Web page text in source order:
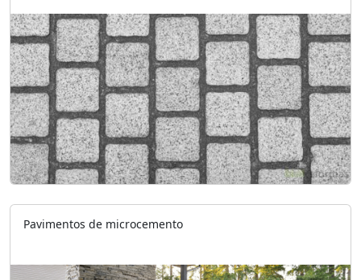
Pavimentos de microcemento